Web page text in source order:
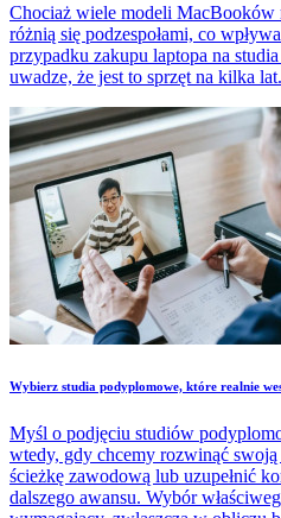
Chociaż wiele modeli
różnią się podzespołami, co
przypadku zakupu laptopa na
uwadze, że jest to sprzęt na kilka lat.
Wybierz studia podyplomowe, które realnie
Myśl o podjęciu studiów
wtedy, gdy chcemy rozwinąć
ścieżkę zawodową lub uzupełnić
dalszego awansu. Wybór